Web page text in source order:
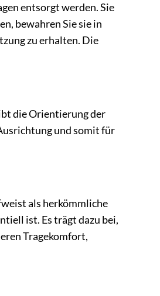
entsorgt werden. Sie
bewahren Sie sie in
zu erhalten. Die
die Orientierung der
und somit für
als herkömmliche
ist. Es trägt dazu bei,
Tragekomfort,